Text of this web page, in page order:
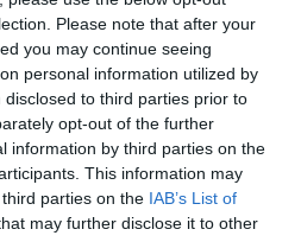
Please note that after your
you may continue seeing
personal information utilized by
to third parties prior to
opt-out of the further
information by third parties on the
This information may
parties on the IAB’s List of
may further disclose it to other
ειδήσεων
και ανάκληση μαρμελάδας
εφημερίδων
σύγχρονο και κατανοητό
σε όλες και όλους που
να γίνει πράξη»